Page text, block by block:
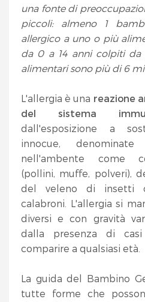
una fonte di
piccoli: almeno 1
allergico a uno o più
da 0 a 14 anni colpiti da
alimentari sono più di 6
L'allergia è una reazione
del sistema
dall'esposizione a
innocue,
nell'ambente come
(pollini, muffe, polveri),
del veleno di insetti
calabroni. L'allergia si
diversi e con gravità
dalla presenza di
comparire a qualsiasi età.
La guida del Bambino
tutte forme che